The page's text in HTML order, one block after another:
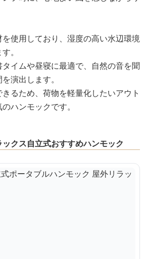
使用しており、湿度の高い水辺環境
。
イムや昼寝に最適で、自然の音を聞
演出します。
るため、荷物を軽量化したいアウト
ハンモックです。
クス自立式おすすめハンモック